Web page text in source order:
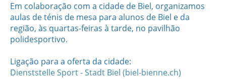
Em colaboração com a cidade de Biel, organizamos
aulas de ténis de mesa para alunos de Biel e da
região, às quartas-feiras à tarde, no pavilhão
polidesportivo.
Ligação para a oferta da cidade:
Dienststelle Sport - Stadt Biel (biel-bienne.ch)